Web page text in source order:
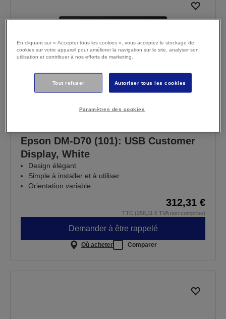
Epson DM-D70 (101): USB Customer
Display, White
Design élégant
Simple à installer et à utiliser
Orientation variable
312,31 €
TTC (258,11 € TVA non comprise)
Demander à être rappelé
Où acheter Comparer
En cliquant sur « Accepter tous les cookies », vous acceptez le stockage de
cookies sur votre appareil pour améliorer la navigation sur le site, analyser son
utilisation et contribuer à nos efforts de marketing.
Tout refuser Autoriser tous les cookies
Paramètres des cookies